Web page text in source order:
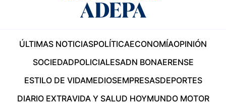
ÚLTIMAS NOTICIASPOLÍTICAECONOMÍAOPINIÓN
SOCIEDADPOLICIALESADN BONAERENSE
ESTILO DE VIDAMEDIOSEMPRESASDEPORTES
DIARIO EXTRAVIDA Y SALUD HOYMUNDO MOTOR